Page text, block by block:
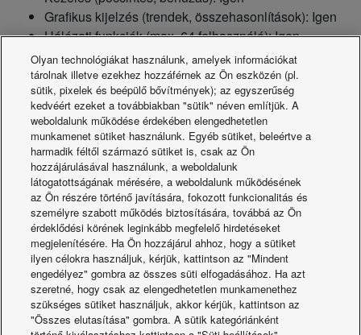
Grafikus kijelzés (trendek, összehasonlítások): Igen
Hálózati funkciók (max. 64 felhasználó): Igen
A figyelmeztető e-mail címzettjének beállítása: Igen
(legfeljebb 8)
Automatikus visszalépés az előzőleg beállított
hőmérsékletre: Igen
Hőmérséklet-beállítási tartomány korlátozása: Igen
Bekapcsolva hagyott állapot megelőzése: Igen
Kültéri egység halk működése: Igen
Összekapcsolás a jelenlétérzékelővel: Igen
Igény szerinti funkció: Igen
Díjszámítás: Igen
Napló megjelenítése: Igen Figyelmeztetés: 10 000
tételnél. Állapotváltás: 50 000 tételnél.
Kapcsolt vezérlés (eseménydefiníció 50 esemény,
bemenet: 32, kimenet: 32): Igen
Olyan technológiákat használunk, amelyek információkat
tárolnak illetve ezekhez hozzáférnek az Ön eszközén (pl.
sütik, pixelek és beépülő bővítmények); az egyszerűség
kedvéért ezeket a továbbiakban "sütik" néven említjük. A
weboldalunk működése érdekében elengedhetetlen
munkamenet sütiket használunk. Egyéb sütiket, beleértve a
harmadik féltől származó sütiket is, csak az Ön
hozzájárulásával használunk, a weboldalunk
látogatottságának mérésére, a weboldalunk működésének
az Ön részére történő javítására, fokozott funkcionalitás és
személyre szabott működés biztosítására, továbbá az Ön
érdeklődési körének leginkább megfelelő hirdetéseket
megjelenítésére. Ha Ön hozzájárul ahhoz, hogy a sütiket
ilyen célokra használjuk, kérjük, kattintson az "Mindent
engedélyez" gombra az összes süti elfogadásához. Ha azt
szeretné, hogy csak az elengedhetetlen munkamenethez
szükséges sütiket használjuk, akkor kérjük, kattintson az
"Összes elutasítása" gombra. A sütik kategóriánként